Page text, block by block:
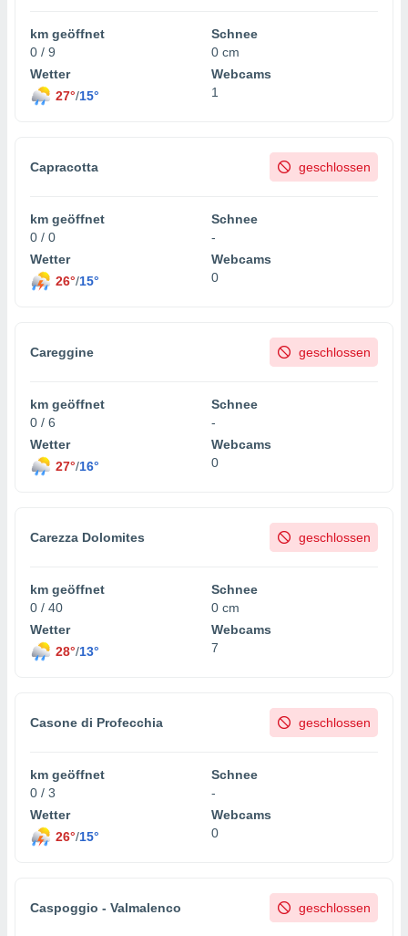
km geöffnet
0 / 9
Schnee
0 cm
Wetter
27°/15°
Webcams
1
Capracotta geschlossen
km geöffnet
0 / 0
Schnee
-
Wetter
26°/15°
Webcams
0
Careggine geschlossen
km geöffnet
0 / 6
Schnee
-
Wetter
27°/16°
Webcams
0
Carezza Dolomites geschlossen
km geöffnet
0 / 40
Schnee
0 cm
Wetter
28°/13°
Webcams
7
Casone di Profecchia geschlossen
km geöffnet
0 / 3
Schnee
-
Wetter
26°/15°
Webcams
0
Caspoggio - Valmalenco geschlossen